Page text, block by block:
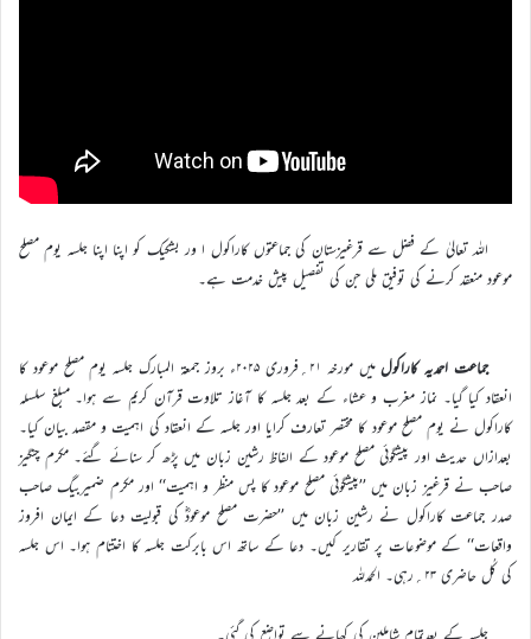
اللہ تعالیٰ کے فضل سے قرغیزستان کی جماعتوں کاراکول ا ور بشکیک کو اپنا اپنا جلسہ یوم مصلح
موعود منعقد کرنے کی توفیق ملی جن کی تفصیل پیش خدمت ہے۔
جماعت احمدیہ کاراکول
میں مورخہ ۲۱؍فروری ۲۰۲۵ء بروز جمعۃ المبارک جلسہ یوم مصلح موعود کا
انعقاد کیا گیا۔ نماز مغرب و عشاء کے بعد جلسہ کا آغاز تلاوت قرآن کریم سے ہوا۔ مبلغ سلسلہ
کاراکول نے یوم مصلح موعود کا مختصر تعارف کرایا اور جلسہ کے انعقاد کی اہمیت و مقصد بیان کیا۔
بعدازاں حدیث اور پیشگوئی مصلح موعود کے الفاظ رشین زبان میں پڑھ کر سنائے گئے۔ مکرم چنگیز
صاحب نے قرغیز زبان میں ’’پیشگوئی مصلح موعود کا پس منظر و اہمیت‘‘ اور مکرم ضمیربیگ صاحب
صدر جماعت کاراکول نے رشین زبان میں ’’حضرت مصلح موعودؓ کی قبولیت دعا کے ایمان افروز
واقعات‘‘ کے موضوعات پر تقاریر کیں۔ دعا کے ساتھ اس بابرکت جلسہ کا اختتام ہوا۔ اس جلسہ
کی کُل حاضری ۲۳؍رہی۔ الحمدللہ
جلسہ کے بعدتمام شاملین کی کھانے سے تواضع کی گئی۔